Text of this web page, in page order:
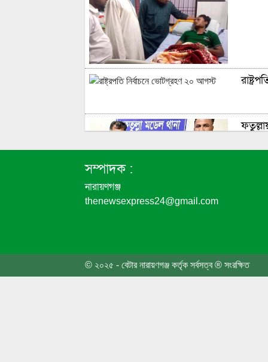
সম্পাদক :
নারায়ণগঞ্জ
thenewsexpress24@gmail.com
© ২০২৫ - বেটার নারায়ণগঞ্জ কর্তৃক সর্বসত্ব ® সংরক্ষিত